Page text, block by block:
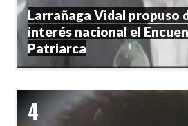
Larrañaga Vidal propuso
interés nacional el
Patriarca